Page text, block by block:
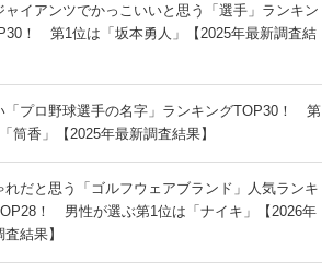
ャイアンツでかっこいいと思う「選手」ランキン
！ 第1位は「坂本勇人」【2025年最新調査結
「プロ野球選手の名字」ランキングTOP30！ 第
筒香」【2025年最新調査結果】
れだと思う「ゴルフウェアブランド」人気ランキ
！ 男性が選ぶ第1位は「ナイキ」【2026年
結果】